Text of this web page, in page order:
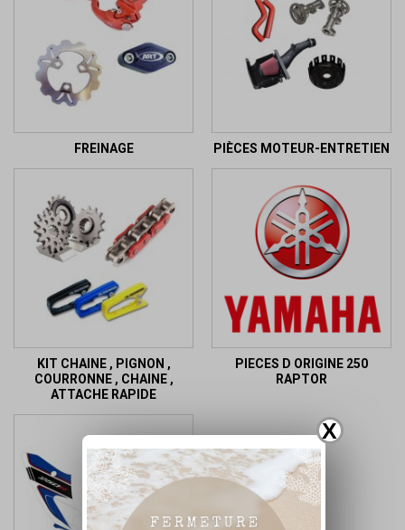
X
FREINAGE PIÈCES MOTEUR-ENTRETIEN
KIT CHAINE , PIGNON ,
COURRONNE , CHAINE ,
ATTACHE RAPIDE
PIECES D ORIGINE 250
RAPTOR